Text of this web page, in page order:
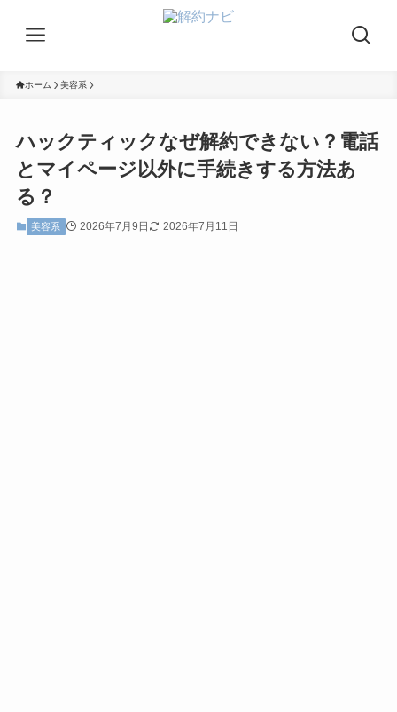
ホーム 美容系
ハックティックなぜ解約できない？電話
とマイページ以外に手続きする方法あ
る？
美容系 2026年7月9日 2026年7月11日